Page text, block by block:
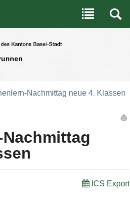
Navigation
Nachmittag neue 4. Klassen
ICS Export